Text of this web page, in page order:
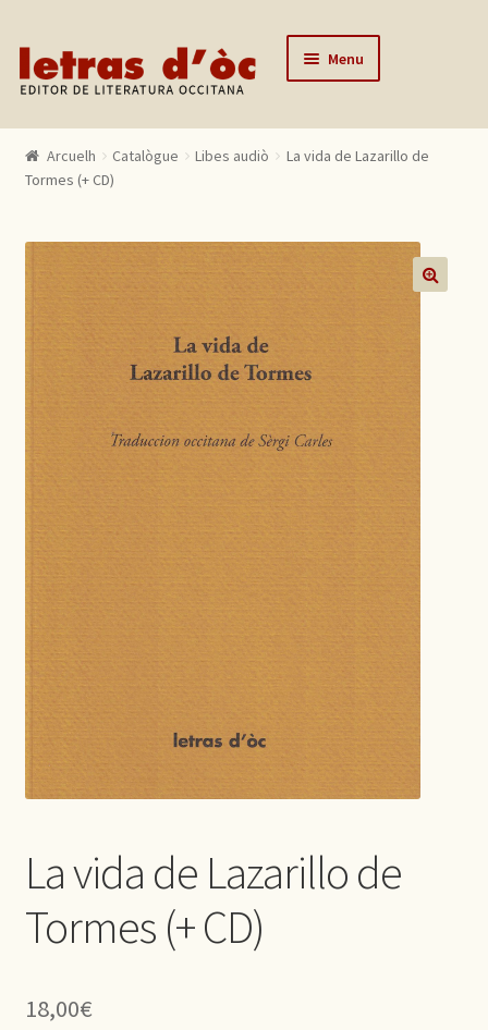
Skip to navigation
Skip to content Menu
Catalògue
Lo editor
Contactar
Mon compte
Arcuelh Catalògue Libes audiò
La vida de Lazarillo de
Tormes (+ CD)
La vida de Lazarillo de
Tormes (+ CD)
18,00€